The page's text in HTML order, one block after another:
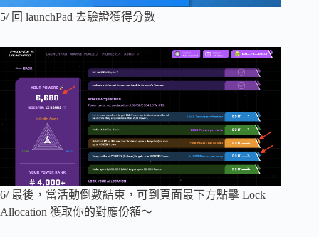
5/ 回 launchPad 去驗證獲得分數
6/ 最後，當活動倒數結束，可到頁面最下方點擊 Lock
Allocation 獲取你的對應份額～